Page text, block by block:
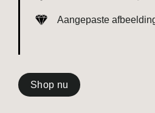
Aangepaste
Shop nu